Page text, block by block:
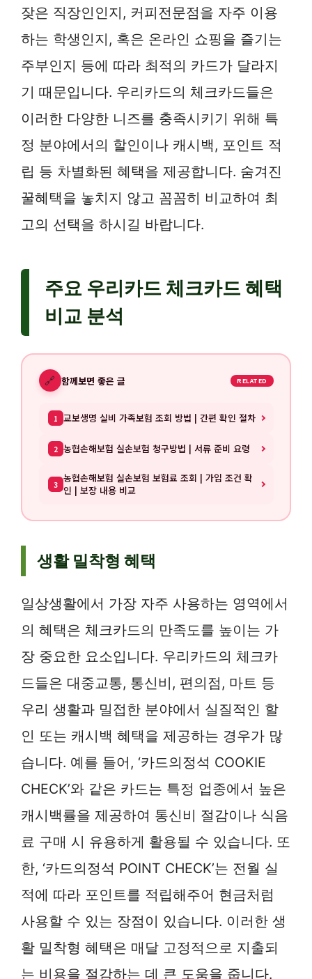
잦은 직장인인지, 커피전문점을 자주 이용
하는 학생인지, 혹은 온라인 쇼핑을 즐기는
주부인지 등에 따라 최적의 카드가 달라지
기 때문입니다. 우리카드의 체크카드들은
이러한 다양한 니즈를 충족시키기 위해 특
정 분야에서의 할인이나 캐시백, 포인트 적
립 등 차별화된 혜택을 제공합니다. 숨겨진
꿀혜택을 놓치지 않고 꼼꼼히 비교하여 최
고의 선택을 하시길 바랍니다.
주요 우리카드 체크카드 혜택
비교 분석
🔗 함께보면 좋은 글 RELATED
1 교보생명 실비 가족보험 조회 방법 | 간편 확인 절차
2 농협손해보험 실손보험 청구방법 | 서류 준비 요령
3 농협손해보험 실손보험 보험료 조회 | 가입 조건 확
인 | 보장 내용 비교
생활 밀착형 혜택
일상생활에서 가장 자주 사용하는 영역에서
의 혜택은 체크카드의 만족도를 높이는 가
장 중요한 요소입니다. 우리카드의 체크카
드들은 대중교통, 통신비, 편의점, 마트 등
우리 생활과 밀접한 분야에서 실질적인 할
인 또는 캐시백 혜택을 제공하는 경우가 많
습니다. 예를 들어, ‘카드의정석 COOKIE
CHECK’와 같은 카드는 특정 업종에서 높은
캐시백률을 제공하여 통신비 절감이나 식음
료 구매 시 유용하게 활용될 수 있습니다. 또
한, ‘카드의정석 POINT CHECK’는 전월 실
적에 따라 포인트를 적립해주어 현금처럼
사용할 수 있는 장점이 있습니다. 이러한 생
활 밀착형 혜택은 매달 고정적으로 지출되
는 비용을 절감하는 데 큰 도움을 줍니다.